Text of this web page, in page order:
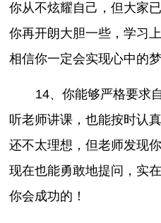
你从不炫耀自己，但大家
你再开朗大胆一些，学习
相信你一定会实现心中的梦
14、你能够严格要求
听老师讲课，也能按时认
还不太理想，但老师发现
现在也能勇敢地提问，实
你会成功的！